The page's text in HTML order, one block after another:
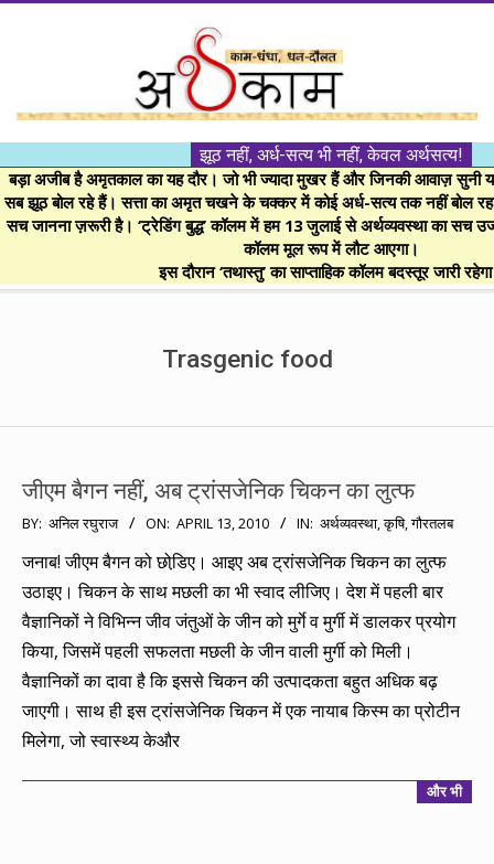
।।
अर्थकाम।।
BE
FINANCIALLY
CLEVER!
झूठ नहीं, अर्ध-सत्य भी नहीं, केवल अर्थसत्य!
बड़ा अजीब है अमृतकाल का यह दौर। जो भी ज्यादा मुखर हैं और जिनकी आवाज़ सुनी
सब झूठ बोल रहे हैं। सत्ता का अमृत चखने के चक्कर में कोई अर्ध-सत्य तक नहीं बोल
सच जानना ज़रूरी है। ‘ट्रेडिंग बुद्ध’ कॉलम में हम 13 जुलाई से अर्थव्यवस्था का सच
कॉलम मूल रूप में लौट आएगा।
इस दौरान ‘तथास्तु’ का साप्ताहिक कॉलम बदस्तूर जारी
Trasgenic food
जीएम बैगन नहीं, अब ट्रांसजेनिक चिकन का लुत्फ
2010-
BY: अनिल रघुराज ON: APRIL 13, 2010 IN: अर्थव्यवस्था,कृषि,गौरतलब
जनाब! जीएम बैगन को छोडि़ए। आइए अब ट्रांसजेनिक चिकन का लुत्फ
उठाइए। चिकन के साथ मछली का भी स्वाद लीजिए। देश में पहली बार
वैज्ञानिकों ने विभिन्न जीव जंतुओं के जीन को मुर्गे व मुर्गी में डालकर प्रयोग
किया, जिसमें पहली सफलता मछली के जीन वाली मुर्गी को मिली।
वैज्ञानिकों का दावा है कि इससे चिकन की उत्पादकता बहुत अधिक बढ़
जाएगी। साथ ही इस ट्रांसजेनिक चिकन में एक नायाब किस्म का प्रोटीन
मिलेगा, जो स्वास्थ्य केऔर
और भी